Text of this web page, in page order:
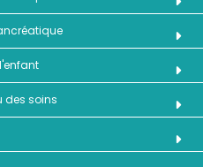
des soins